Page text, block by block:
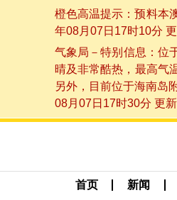
橙色高温提示：预料本
年08月07日17时10分
气象局－特别信息：位
晴及非常酷热，最高气
另外，目前位于海南岛
08月07日17时30分 更
首页 新闻